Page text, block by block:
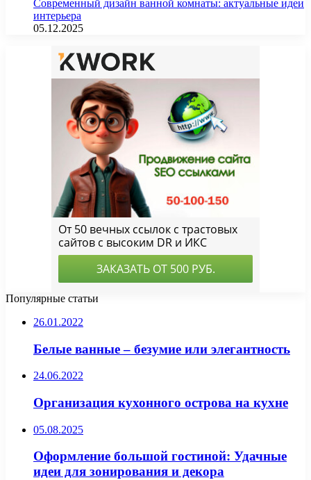
Современный дизайн ванной комнаты: актуальные идеи
интерьера
05.12.2025
Популярные статьи
26.01.2022
Белые ванные – безумие или элегантность
24.06.2022
Организация кухонного острова на кухне
05.08.2025
Оформление большой гостиной: Удачные
идеи для зонирования и декора